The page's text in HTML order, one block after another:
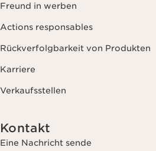
Freund in werben
Actions responsables
Rückverfolgbarkeit von Produkten
Karriere
Verkaufsstellen
Kontakt
Eine Nachricht sende